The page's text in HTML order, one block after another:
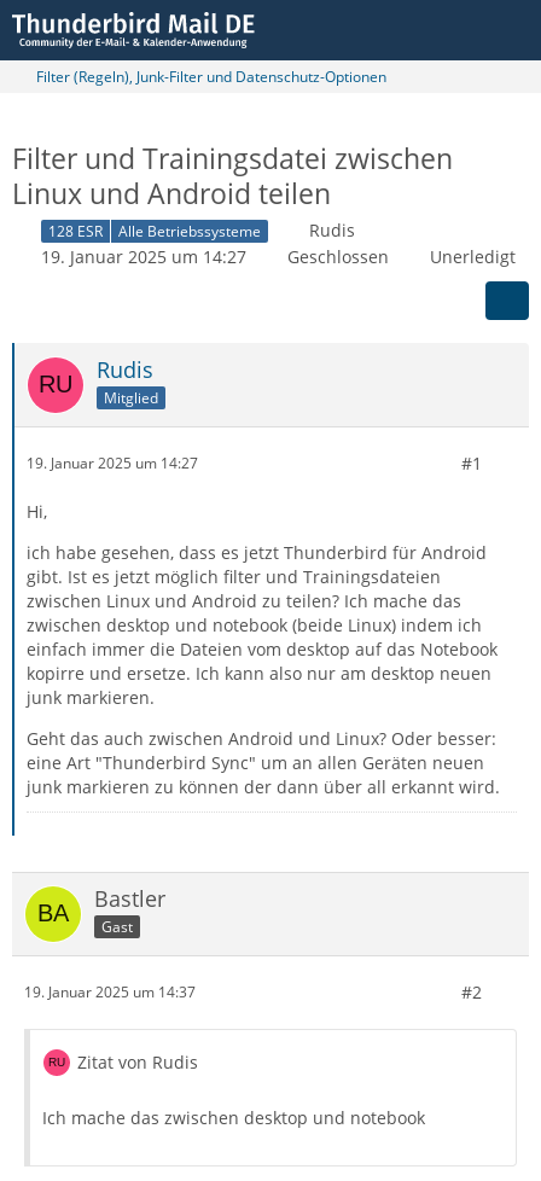
Filter (Regeln), Junk-Filter und Datenschutz-Optionen
Filter und Trainingsdatei zwischen
Linux und Android teilen
128 ESR Alle Betriebssysteme
Rudis
19. Januar 2025 um 14:27
Geschlossen Unerledigt
Rudis
Mitglied
19. Januar 2025 um 14:27 #1
Hi,
ich habe gesehen, dass es jetzt Thunderbird für Android
gibt. Ist es jetzt möglich filter und Trainingsdateien
zwischen Linux und Android zu teilen? Ich mache das
zwischen desktop und notebook (beide Linux) indem ich
einfach immer die Dateien vom desktop auf das Notebook
kopirre und ersetze. Ich kann also nur am desktop neuen
junk markieren.
Geht das auch zwischen Android und Linux? Oder besser:
eine Art "Thunderbird Sync" um an allen Geräten neuen
junk markieren zu können der dann über all erkannt wird.
Bastler
Gast
19. Januar 2025 um 14:37 #2
Zitat von Rudis
Ich mache das zwischen desktop und notebook